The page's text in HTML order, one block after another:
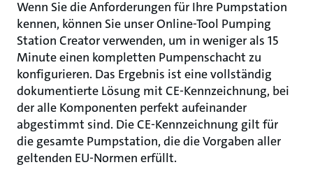
Wenn Sie die Anforderungen für Ihre Pumpstation
kennen, können Sie unser Online-Tool Pumping
Station Creator verwenden, um in weniger als 15
Minute einen kompletten Pumpenschacht zu
konfigurieren. Das Ergebnis ist eine vollständig
dokumentierte Lösung mit CE-Kennzeichnung, bei
der alle Komponenten perfekt aufeinander
abgestimmt sind. Die CE-Kennzeichnung gilt für
die gesamte Pumpstation, die die Vorgaben aller
geltenden EU-Normen erfüllt.